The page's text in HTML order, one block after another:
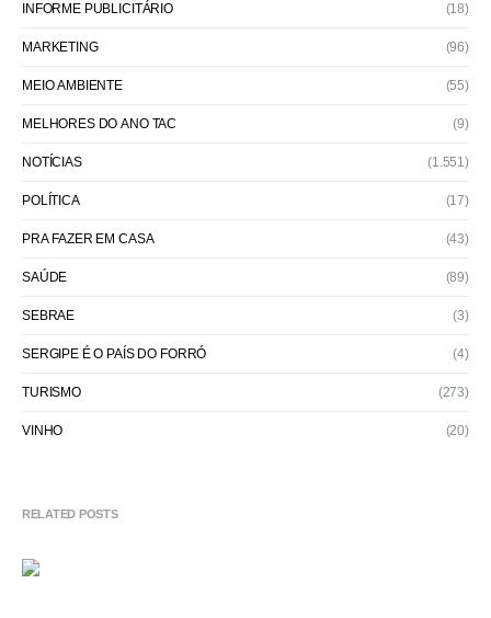
INFORME PUBLICITÁRIO (18)
MARKETING (96)
MEIO AMBIENTE (55)
MELHORES DO ANO TAC (9)
NOTÍCIAS (1.551)
POLÍTICA (17)
PRA FAZER EM CASA (43)
SAÚDE (89)
SEBRAE (3)
SERGIPE É O PAÍS DO FORRÓ (4)
TURISMO (273)
VINHO (20)
RELATED POSTS